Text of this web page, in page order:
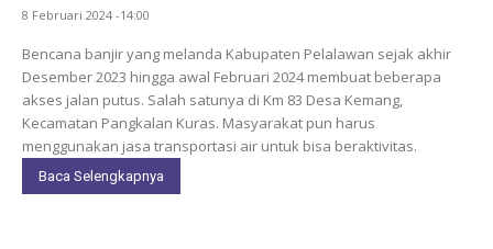
8 Februari 2024 -14:00
Bencana banjir yang melanda Kabupaten Pelalawan sejak akhir
Desember 2023 hingga awal Februari 2024 membuat beberapa
akses jalan putus. Salah satunya di Km 83 Desa Kemang,
Kecamatan Pangkalan Kuras. Masyarakat pun harus
menggunakan jasa transportasi air untuk bisa beraktivitas.
Baca Selengkapnya